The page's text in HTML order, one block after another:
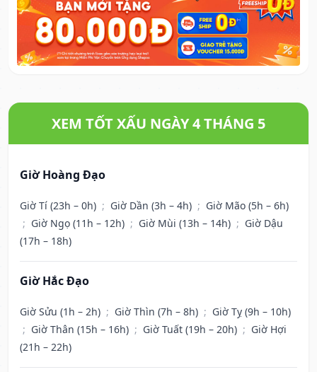
XEM TỐT XẤU NGÀY 4 THÁNG 5
Giờ Hoàng Đạo
Giờ Tí (23h – 0h) ; Giờ Dần (3h – 4h) ; Giờ Mão (5h – 6h)
; Giờ Ngọ (11h – 12h) ; Giờ Mùi (13h – 14h) ; Giờ Dậu
(17h – 18h)
Giờ Hắc Đạo
Giờ Sửu (1h – 2h) ; Giờ Thìn (7h – 8h) ; Giờ Tỵ (9h – 10h)
; Giờ Thân (15h – 16h) ; Giờ Tuất (19h – 20h) ; Giờ Hợi
(21h – 22h)